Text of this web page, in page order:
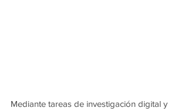
Mediante tareas de investigación digital y